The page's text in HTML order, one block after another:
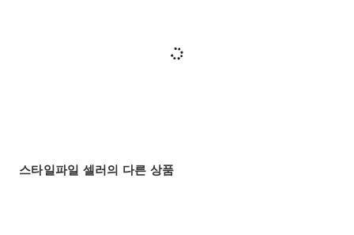
스타일파일 셀러의 다른 상품